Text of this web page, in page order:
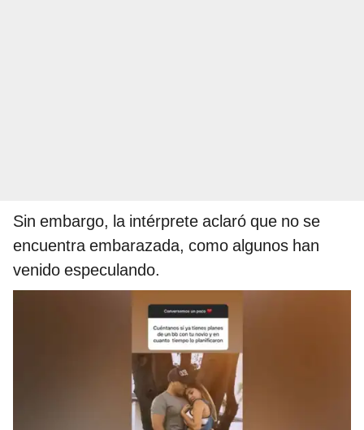
Sin embargo, la intérprete aclaró que no se
encuentra embarazada, como algunos han
venido especulando.